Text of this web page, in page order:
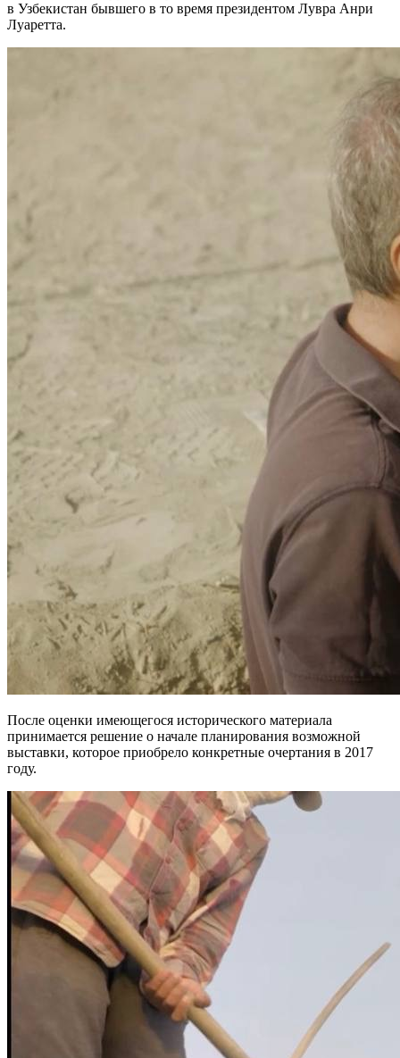
в Узбекистан бывшего в то время президентом Лувра Анри
Луаретта.
После оценки имеющегося исторического материала
принимается решение о начале планирования возможной
выставки, которое приобрело конкретные очертания в 2017
году.